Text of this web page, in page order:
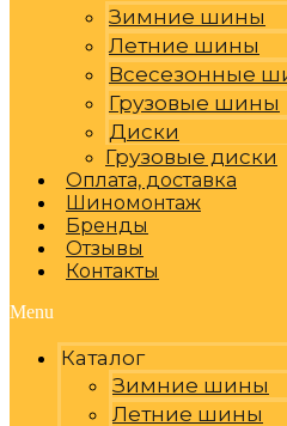
Зимние шины
Летние шины
Всесезонные
Грузовые шины
Диски
Грузовые диски
Оплата, доставка
Шиномонтаж
Бренды
Отзывы
Контакты
Menu
Каталог
Зимние шины
Летние шины